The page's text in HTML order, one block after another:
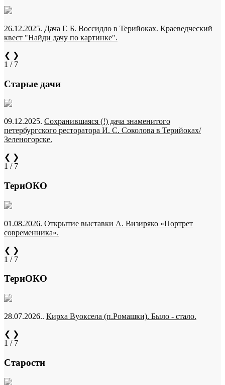
26.12.2025. Дача Г. Б. Воссидло в Терийоках. Краеведческий
квест "Найди дачу по картинке".
❮ ❯
1 / 7
Старые дачи
09.12.2025. Сохранившаяся (!) дача знаменитого
петербургского ресторатора И. С. Соколова в Терийоках/
Зеленогорске.
❮ ❯
1 / 7
ТериОКО
01.08.2026. Открытие выставки А. Визиряко «Портрет
современника».
❮ ❯
1 / 7
ТериОКО
28.07.2026.. Кирха Вуоксела (п.Ромашки). Было - стало.
❮ ❯
1 / 7
Старости